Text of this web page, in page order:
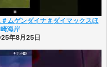
ムゲンダイナ＃ダイマックスほ
海岸
年8月25日